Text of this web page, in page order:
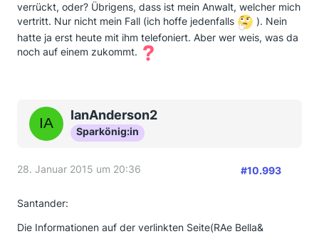
verrückt, oder? Übrigens, dass ist mein Anwalt, welcher mich
vertritt. Nur nicht mein Fall (ich hoffe jedenfalls
). Nein
hatte ja erst heute mit ihm telefoniert. Aber wer weis, was da
noch auf einem zukommt.
IanAnderson2
Sparkönig:in
28. Januar 2015 um 20:36 #10.993
Santander:
Die Informationen auf der verlinkten Seite(RAe Bella&